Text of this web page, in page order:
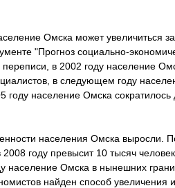
Омска может увеличиться
"Прогноз социально-
в 2002 году население
в следующем году
году население Омска
населения Омска выросли.
году превысит 10 тысяч
население Омска в нынешних
найден способ увеличения